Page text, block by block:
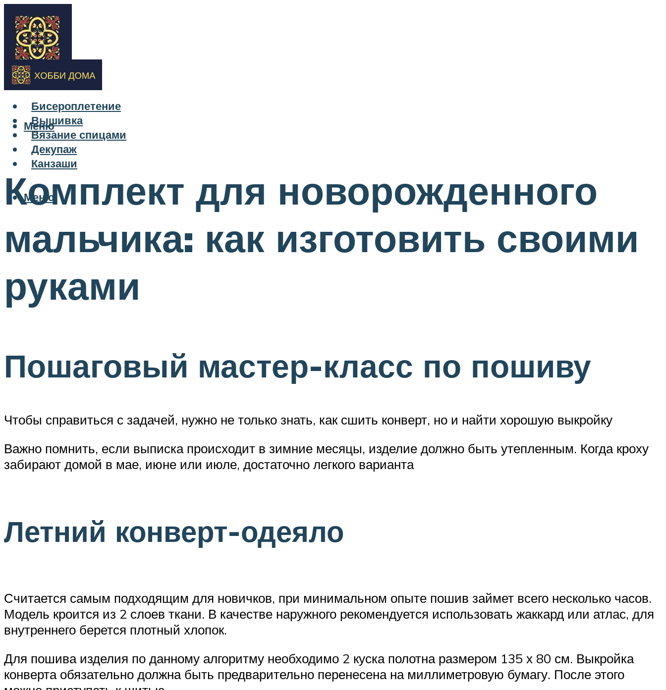
Бисероплетение
Вышивка
Вязание спицами
Декупаж
Канзаши
Меню
Меню
Комплект для новорожденного
мальчика: как изготовить своими
руками
Пошаговый мастер-класс по пошиву
Чтобы справиться с задачей, нужно не только знать, как сшить конверт, но и найти хорошую выкройку
Важно помнить, если выписка происходит в зимние месяцы, изделие должно быть утепленным. Когда кроху
забирают домой в мае, июне или июле, достаточно легкого варианта
Летний конверт-одеяло
Считается самым подходящим для новичков, при минимальном опыте пошив займет всего несколько часов.
Модель кроится из 2 слоев ткани. В качестве наружного рекомендуется использовать жаккард или атлас, для
внутреннего берется плотный хлопок.
Для пошива изделия по данному алгоритму необходимо 2 куска полотна размером 135 х 80 см. Выкройка
конверта обязательно должна быть предварительно перенесена на миллиметровую бумагу. После этого